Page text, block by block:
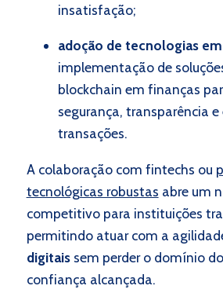
insatisfação;
adoção de tecnologias
implementação de
blockchain em finanças
segurança, transparência
transações.
A colaboração com fintechs ou
tecnológicas robustas abre um
competitivo para instituições
permitindo atuar com a
digitaissem perder o domínio
confiança alcançada.